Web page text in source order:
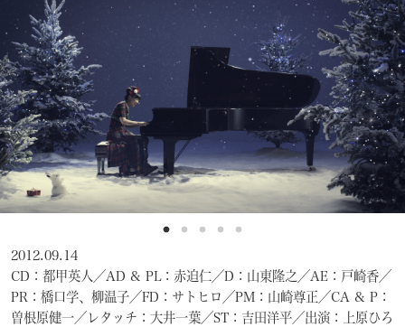
2012.09.14
CD：都甲英人／AD & PL：赤迫仁／D：山東隆之／AE：戸崎香／
PR：橋口学、柳温子／FD：サトヒロ／PM：山崎尊正／CA & P：
曽根原健一／レタッチ：大井一葉／ST：吉田洋平／出演：上原ひろ